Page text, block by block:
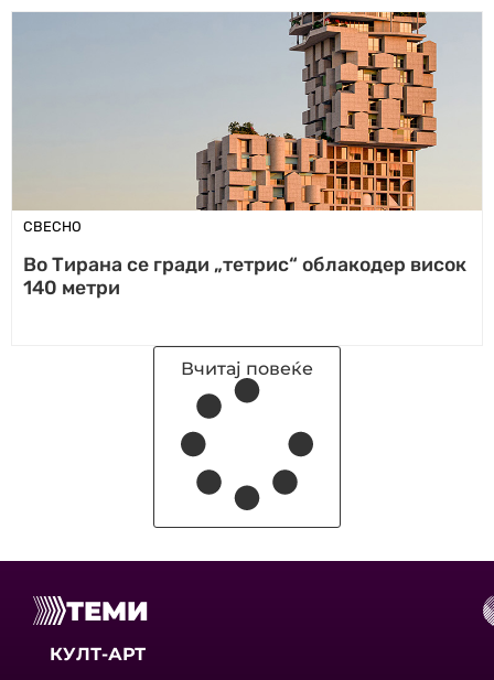
СВЕСНО
Во Тирана се гради „тетрис“ облакодер висок
140 метри
Вчитај повеќе
ТЕМИ
КУЛТ-АРТ